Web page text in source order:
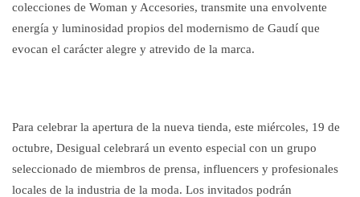
colecciones de Woman y Accesories, transmite una envolvente
energía y luminosidad propios del modernismo de Gaudí que
evocan el carácter alegre y atrevido de la marca.
Para celebrar la apertura de la nueva tienda, este miércoles, 19 de
octubre, Desigual celebrará un evento especial con un grupo
seleccionado de miembros de prensa, influencers y profesionales
locales de la industria de la moda. Los invitados podrán